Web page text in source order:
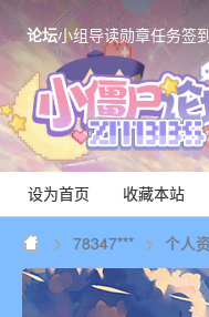
论坛小组导读勋章任务签
设为首页 收藏本站
78347*** 个人